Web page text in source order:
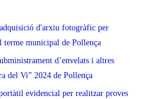
d'arxiu fotogràfic per
municipal de Pollença
d’envelats i altres
del Vi” 2024 de Pollença
evidencial per realitzar proves